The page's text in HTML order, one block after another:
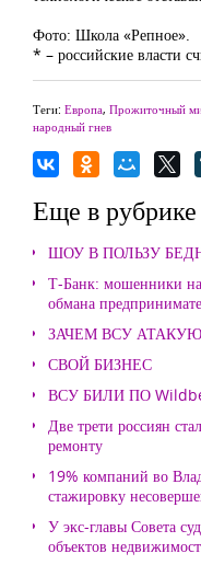
Фото: Школа «Репное».
* – российские власти
Теги: Европа, Прожиточный
народный гнев
Еще в
ШОУ В ПОЛЬЗУ
Т-Банк: мошенники
обмана
ЗАЧЕМ ВСУ
СВОЙ БИЗНЕС
ВСУ БИЛИ ПО
Две трети россиян
ремонту
19% компаний во
стажировку
У экс-главы Совета
объектов